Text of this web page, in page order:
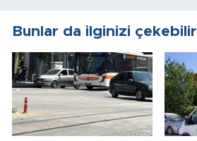
Bunlar da ilginizi çekebilir